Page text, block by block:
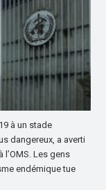
à un stade
dangereux, a averti
Les gens
endémique tue